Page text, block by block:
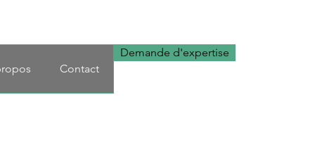
Contact
Demande d'expertise